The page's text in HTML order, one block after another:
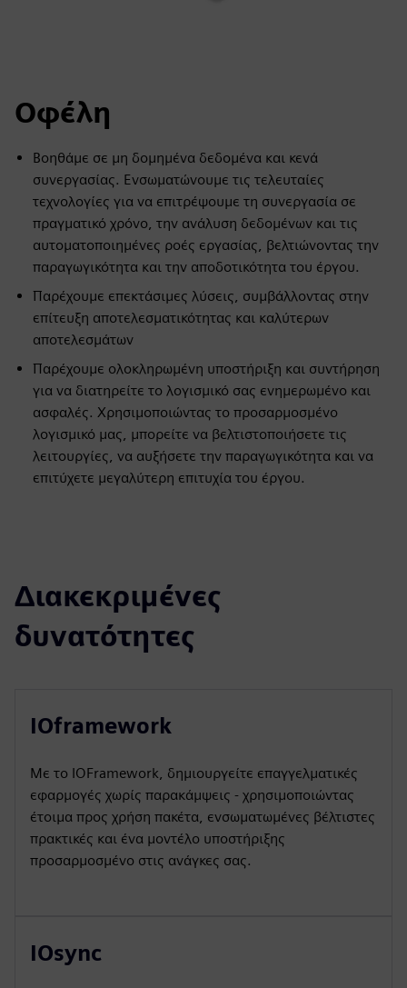
Οφέλη
Βοηθάμε σε μη δομημένα δεδομένα και κενά
συνεργασίας. Ενσωματώνουμε τις τελευταίες
τεχνολογίες για να επιτρέψουμε τη συνεργασία σε
πραγματικό χρόνο, την ανάλυση δεδομένων και τις
αυτοματοποιημένες ροές εργασίας, βελτιώνοντας την
παραγωγικότητα και την αποδοτικότητα του έργου.
Παρέχουμε επεκτάσιμες λύσεις, συμβάλλοντας στην
επίτευξη αποτελεσματικότητας και καλύτερων
αποτελεσμάτων
Παρέχουμε ολοκληρωμένη υποστήριξη και συντήρηση
για να διατηρείτε το λογισμικό σας ενημερωμένο και
ασφαλές. Χρησιμοποιώντας το προσαρμοσμένο
λογισμικό μας, μπορείτε να βελτιστοποιήσετε τις
λειτουργίες, να αυξήσετε την παραγωγικότητα και να
επιτύχετε μεγαλύτερη επιτυχία του έργου.
Διακεκριμένες
δυνατότητες
IOframework
Με το IOFramework, δημιουργείτε επαγγελματικές
εφαρμογές χωρίς παρακάμψεις - χρησιμοποιώντας
έτοιμα προς χρήση πακέτα, ενσωματωμένες βέλτιστες
πρακτικές και ένα μοντέλο υποστήριξης
προσαρμοσμένο στις ανάγκες σας.
IOsync